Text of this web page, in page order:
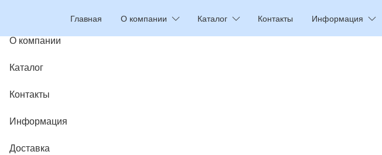
О компании
Каталог
Контакты
Информация
Доставка
Главная О компании Каталог Контакты Информация